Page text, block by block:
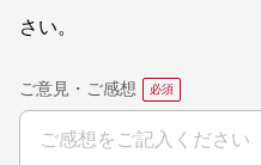
さい。
ご意見・ご感想